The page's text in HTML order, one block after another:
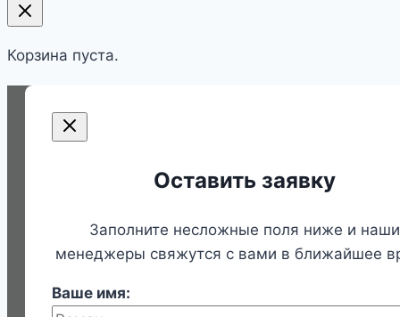
Корзина пуста.
Оставить заявку
Заполните несложные поля ниже и наши
менеджеры свяжутся с вами в ближайшее
Ваше имя: